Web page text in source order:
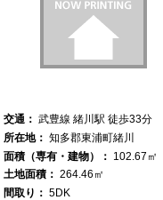
交通： 武豊線 緒川駅 徒歩33分
所在地： 知多郡東浦町緒川
面積（専有・建物）： 102.67㎡
土地面積： 264.46㎡
間取り： 5DK